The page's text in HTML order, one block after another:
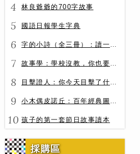
4 林良爺爺的700字故事
5 國語日報學生字典
6 字的小詩（全三冊）：讀一首詩，交一個字朋友（字字小宇宙+字字看心情+字字有意思）
7 故事學：學校沒教，你也要會的表達力
8 目擊證人：你今天目擊了什麼？
9 小木偶皮諾丘：百年經典圖文全譯版
10 孩子的第一套節日故事讀本
採購區